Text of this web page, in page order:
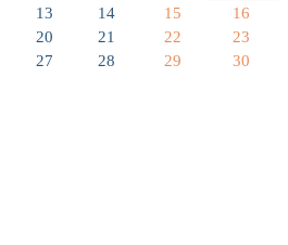
13 14 15
16
20 21 22
23
27 28 29
30